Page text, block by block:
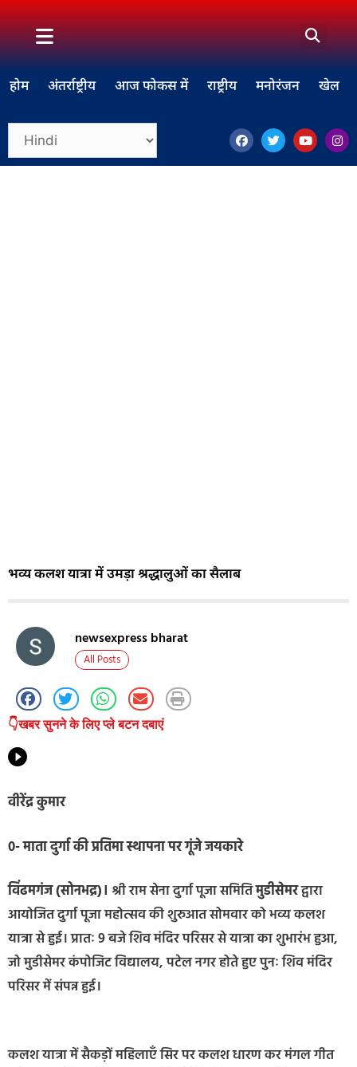
होम अंतर्राष्ट्रीय आज फोकस में राष्ट्रीय मनोरंजन खेल
भव्य कलश यात्रा में उमड़ा श्रद्धालुओं का सैलाब
newsexpress bharat
All Posts
👇खबर सुनने के लिए प्ले बटन दबाएं
वीरेंद्र कुमार
0- माता दुर्गा की प्रतिमा स्थापना पर गूंजे जयकारे
विंढमगंज (सोनभद्र)। श्री राम सेना दुर्गा पूजा समितिमुडीसेमरद्वारा
आयोजित दुर्गा पूजा महोत्सव की शुरुआत सोमवार को भव्य कलश
यात्रा से हुई। प्रातः 9 बजे शिव मंदिर परिसर से यात्रा का शुभारंभ हुआ,
जो मुडीसेमर कंपोजिट विद्यालय, पटेल नगर होते हुए पुनः शिव मंदिर
परिसर में संपन्न हुई।
कलश यात्रा में सैकड़ों महिलाएँ सिर पर कलश धारण कर मंगल गीत